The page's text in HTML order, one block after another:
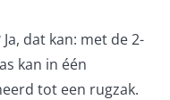
dat kan: met de 2-
kan in één
tot een rugzak.